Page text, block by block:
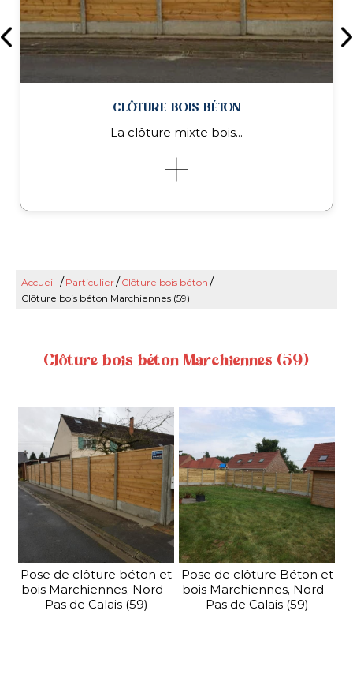
CLÔTURE BOIS BÉTON
La clôture mixte bois...
CLÔTURE BOIS BÉTON
béton allie le côté chaleureux
En savoir plus
PORTAIL INDUSTRIEL
Nous distribuons également une gamme...
Accueil / Particulier/ Clôture bois béton /
Clôture bois béton Marchiennes (59)
Clôture bois béton Marchiennes (59)
Pose de clôture béton et
bois Marchiennes, Nord -
Pas de Calais (59)
Pose de clôture Béton et
bois Marchiennes, Nord -
Pas de Calais (59)